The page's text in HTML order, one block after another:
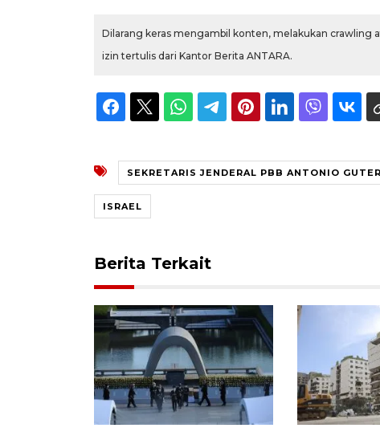
Dilarang keras mengambil konten, melakukan crawling
izin tertulis dari Kantor Berita ANTARA.
SEKRETARIS JENDERAL PBB ANTONIO
ISRAEL
Berita Terkait